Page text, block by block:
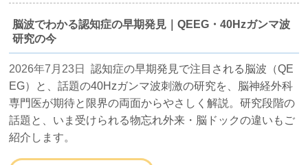
脳波でわかる認知症の早期発見｜QEEG・40Hzガンマ波
研究の今
2026年7月23日
認知症の早期発見で注目される脳波（QE
EG）と、話題の40Hzガンマ波刺激の研究を、脳神経外科
専門医が期待と限界の両面からやさしく解説。研究段階の
話題と、いま受けられる物忘れ外来・脳ドックの違いもご
紹介します。